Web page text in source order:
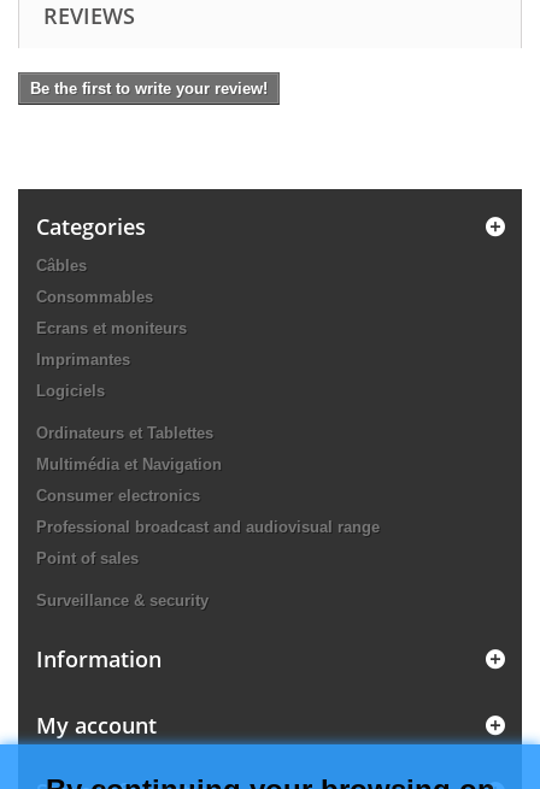
REVIEWS
Be the first to write your review!
Categories
Câbles
Consommables
Ecrans et moniteurs
Imprimantes
Logiciels
Ordinateurs et Tablettes
Multimédia et Navigation
Consumer electronics
Professional broadcast and audiovisual range
Point of sales
Surveillance & security
Information
My account